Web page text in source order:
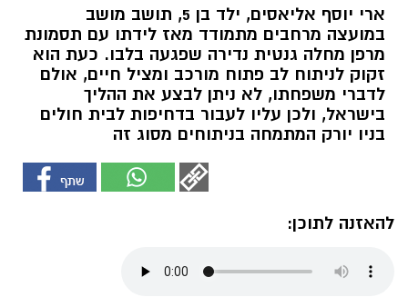
ארי יוסף אליאסים, ילד בן 5, תושב מושב
במועצה מרחבים מתמודד מאז לידתו עם תסמונת
מרפן מחלה גנטית נדירה שפגעה בלבו. כעת הוא
זקוק לניתוח לב פתוח מורכב ומציל חיים, אולם
לדברי משפחתו, לא ניתן לבצע את ההליך
בישראל, ולכן עליו לעבור בדחיפות לבית חולים
בניו יורק המתמחה בניתוחים מסוג זה
להאזנה לתוכן: